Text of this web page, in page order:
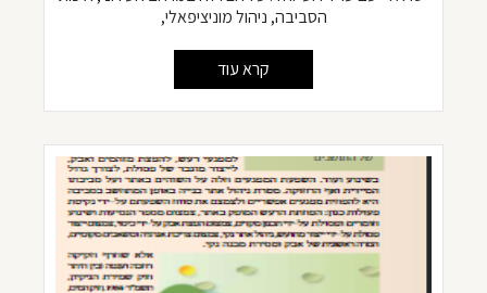
הסביבה, ניהול מוניציפאלי,
קרא עוד